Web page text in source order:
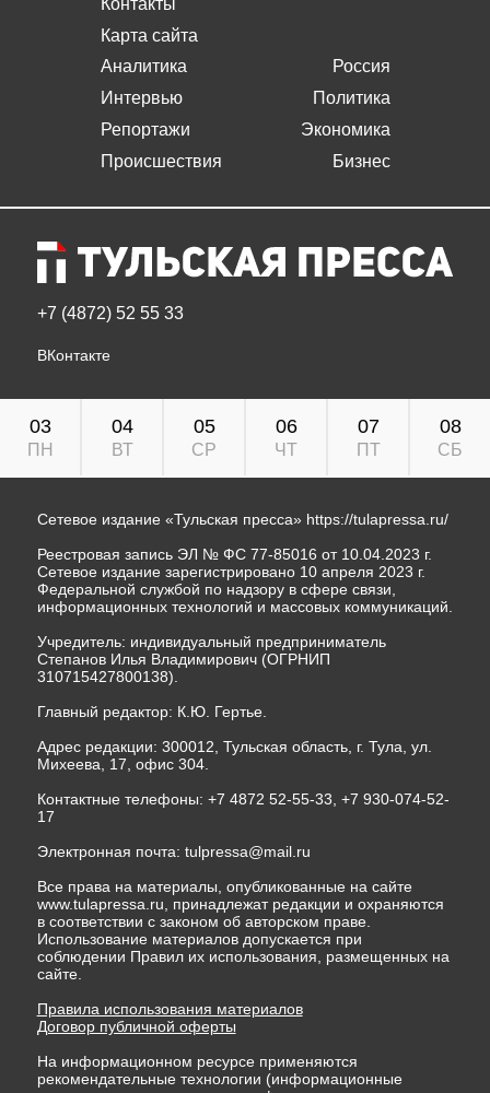
Контакты
Карта сайта
Аналитика
Интервью
Репортажи
Происшествия
Россия
Политика
Экономика
Бизнес
+7 (4872) 52 55 33
ВКонтакте
03
ПН
04
ВТ
05
СР
06
ЧТ
07
ПТ
08
СБ
Сетевое издание «Тульская пресса» https://tulapressa.ru/
Реестровая запись ЭЛ № ФС 77-85016 от 10.04.2023 г.
Сетевое издание зарегистрировано 10 апреля 2023 г.
Федеральной службой по надзору в сфере связи,
информационных технологий и массовых коммуникаций.
Учредитель: индивидуальный предприниматель
Степанов Илья Владимирович (ОГРНИП
310715427800138).
Главный редактор: К.Ю. Гертье.
Адрес редакции: 300012, Тульская область, г. Тула, ул.
Михеева, 17, офис 304.
Контактные телефоны: +7 4872 52-55-33, +7 930-074-52-
17
Электронная почта: tulpressa@mail.ru
Все права на материалы, опубликованные на сайте
www.tulapressa.ru, принадлежат редакции и охраняются
в соответствии с законом об авторском праве.
Использование материалов допускается при
соблюдении Правил их использования, размещенных на
сайте.
Правила использования материалов
Договор публичной оферты
На информационном ресурсе применяются
рекомендательные технологии (информационные